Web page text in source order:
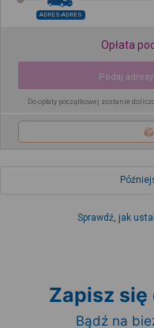
ADRES-ADRES
Opłata
Podaj
Do opłaty początkowej zostanie
Sprawdź, jak
Zapisz
Bądź na